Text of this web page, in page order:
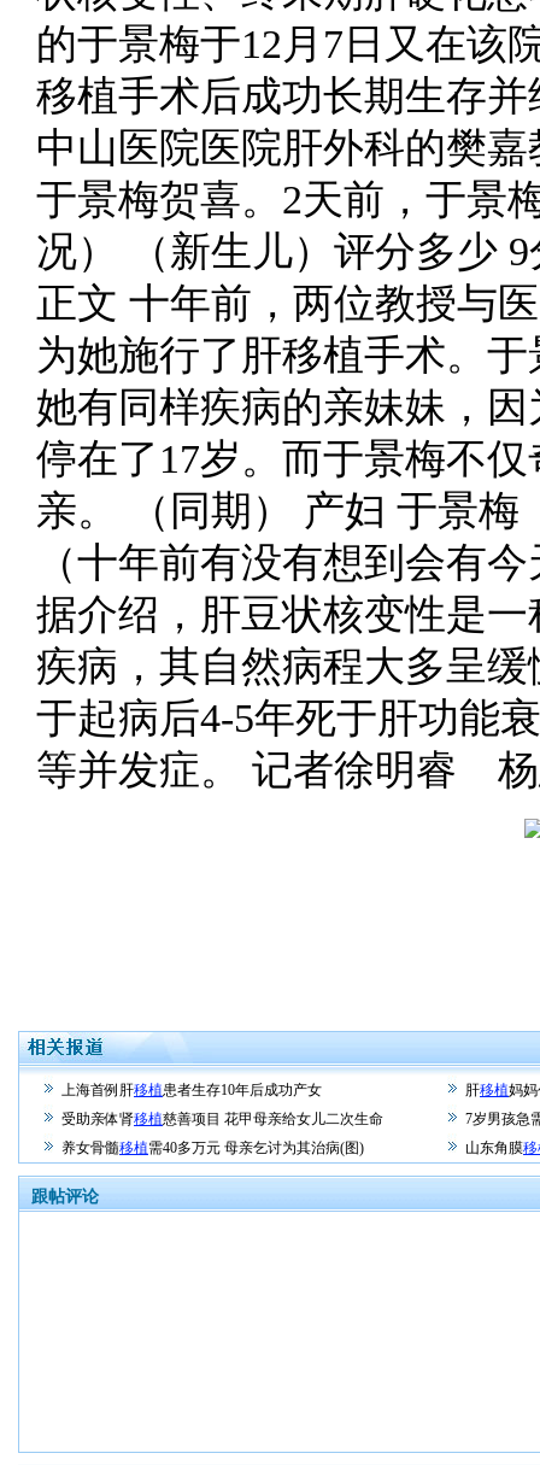
的于景梅于12月7日又在该
移植手术后成功长期生存
中山医院医院肝外科的樊
于景梅贺喜。2天前，于景
况） （新生儿）评分多少
正文 十年前，两位教授与
为她施行了肝移植手术。
她有同样疾病的亲妹妹，
停在了17岁。而于景梅不
亲。 （同期） 产妇 于景
（十年前有没有想到会有
据介绍，肝豆状核变性是
疾病，其自然病程大多呈
于起病后4-5年死于肝功能
等并发症。 记者徐明睿
上海首例肝移植患者生存10年后成功产女 肝移植妈
受助亲体肾移植慈善项目 花甲母亲给女儿二次生命
7岁男孩急
养女骨髓移植需40多万元 母亲乞讨为其治病(图) 山东角膜
跟帖评论